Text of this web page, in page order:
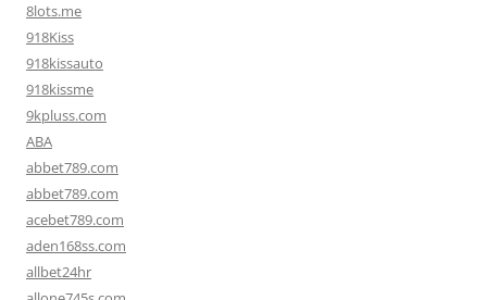
8lots.me
918Kiss
918kissauto
918kissme
9kpluss.com
ABA
abbet789.com
abbet789.com
acebet789.com
aden168ss.com
allbet24hr